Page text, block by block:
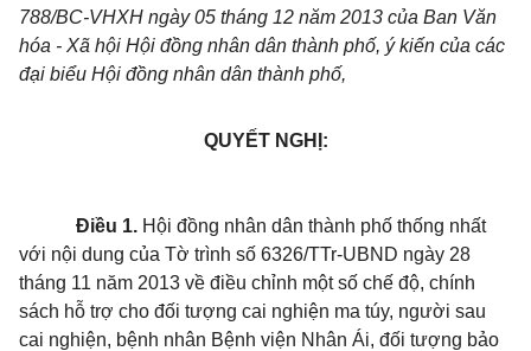
788/BC-VHXH ngày 05 tháng 12 năm 2013 của Ban Văn
hóa - Xã hội Hội đồng nhân dân thành phố, ý kiến của các
đại biểu Hội đồng nhân dân thành phố,
QUYẾT NGHỊ:
Điều 1. Hội đồng nhân dân thành phố thống nhất
với nội dung của Tờ trình số 6326/TTr-UBND ngày 28
tháng 11 năm 2013 về điều chỉnh một số chế độ, chính
sách hỗ trợ cho đối tượng cai nghiện ma túy, người sau
cai nghiện, bệnh nhân Bệnh viện Nhân Ái, đối tượng bảo